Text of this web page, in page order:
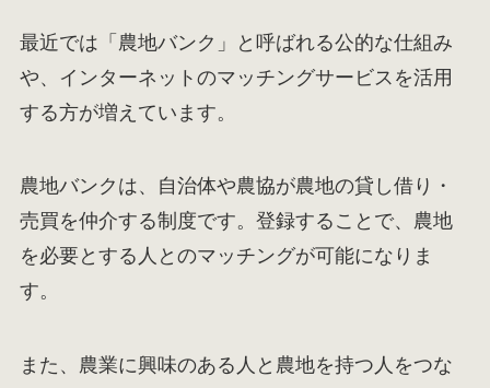
最近では「農地バンク」と呼ばれる公的な仕組み
や、インターネットのマッチングサービスを活用
する方が増えています。
農地バンクは、自治体や農協が農地の貸し借り・
売買を仲介する制度です。登録することで、農地
を必要とする人とのマッチングが可能になりま
す。
また、農業に興味のある人と農地を持つ人をつな